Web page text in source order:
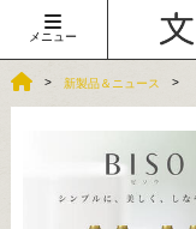
メニュー
新製品＆ニュース